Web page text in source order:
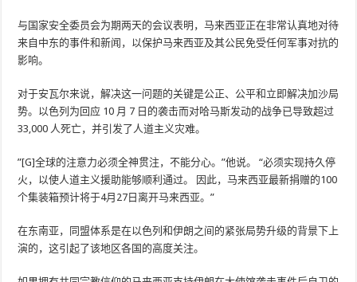
与国家安全委员会为期两天的会议表明，马来西亚正在非常认真地对待
来自中东的事件和新闻，以保护马来西亚及其公民免受任何军事对抗的
影响。
对于安瓦尔来说，解决这一问题的关键是公正、公平和立即解决加沙局
势。以色列为回应 10 月 7 日的袭击而对哈马斯发动的战争已导致超过
33,000 人死亡，并引发了人道主义灾难。
”[G]全球的注意力必须全神贯注，不能分心。”他说。 “必须实现持久停
火，以使人道主义援助能够顺利通过。 因此，马来西亚最新捐赠的100
个集装箱预计将于4月27日离开马来西亚。”
在东南亚，同盟体系是在以色列和伊朗之间的紧张局势升级的背景下上
演的，这引起了该地区各国的高度关注。